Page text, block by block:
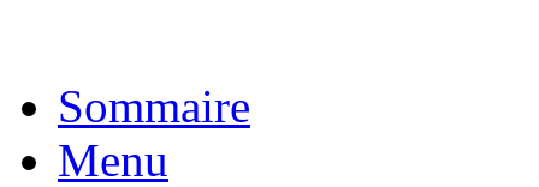
Sommaire
Menu